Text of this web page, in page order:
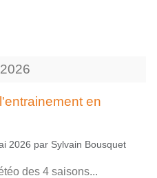
2026
en
2026 par Sylvain Bousquet
des 4 saisons...